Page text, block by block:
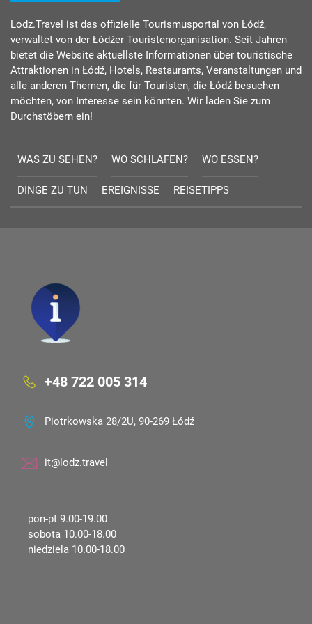
Lodz.Travel ist das offizielle Tourismusportal von Łódź,
verwaltet von der Łódźer Touristenorganisation. Seit Jahren
bietet die Website aktuellste Informationen über touristische
Attraktionen in Łódź, Hotels, Restaurants, Veranstaltungen und
alle anderen Themen, die für Touristen, die Łódź besuchen
möchten, von Interesse sein könnten. Wir laden Sie zum
Durchstöbern ein!
WAS ZU SEHEN? WO SCHLAFEN? WO ESSEN?
DINGE ZU TUN EREIGNISSE REISETIPPS
+48 722 005 314
Piotrkowska 28/2U, 90-269 Łódź
it@lodz.travel
pon-pt 9.00-19.00
sobota 10.00-18.00
niedziela 10.00-18.00